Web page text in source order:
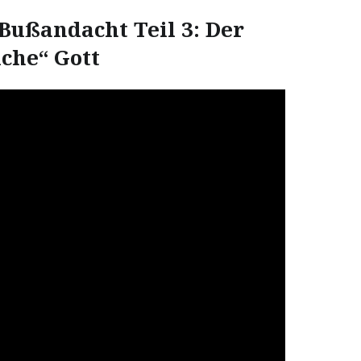
Teil 3: Der
Gott